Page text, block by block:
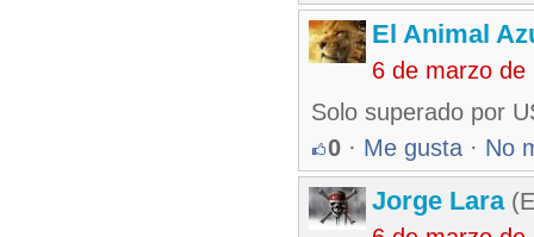
El Animal
6 de marzo de
Solo superado por
0 · Me gusta · No
Jorge Lara